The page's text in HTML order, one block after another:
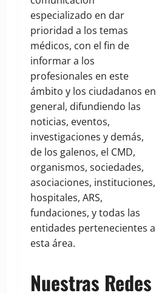
especializado en dar
prioridad a los temas
médicos, con el fin de
informar a los
profesionales en este
ámbito y los ciudadanos en
general, difundiendo las
noticias, eventos,
investigaciones y demás,
de los galenos, el CMD,
organismos, sociedades,
asociaciones, instituciones,
hospitales, ARS,
fundaciones, y todas las
entidades pertenecientes a
esta área.
Nuestras Redes